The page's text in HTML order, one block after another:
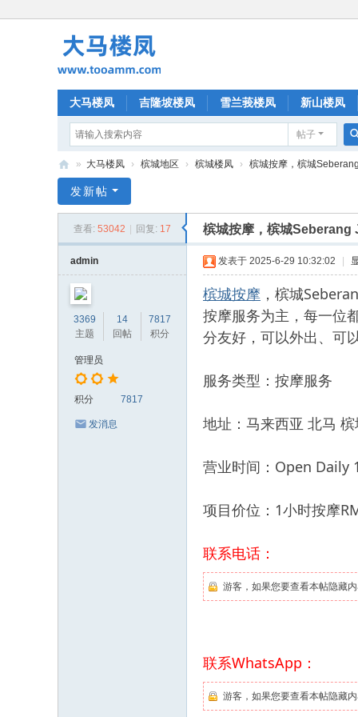
大马楼凤 吉隆坡楼凤 雪兰莪楼凤 新山楼凤
帖子
马
» 大马楼凤 › 槟城地区 › 槟城楼凤 › 槟城按摩，槟城
发新帖
查看: 53042 回复: 17 槟城按摩，槟城
admin
3369
主题
14
回帖
7817
积分
管理员
积分 7817
发消息
发表于 2025-6-29 10:32:02
槟城按摩 ，槟城
按摩服务为主，每一位
分友好，可以外出、可
服务类型：按摩服务
地址：马来西亚 北马
营业时间：Open Daily
项目价位：1小时按摩
联系电话：
游客，如果您要查看本帖隐藏
联系WhatsApp：
游客，如果您要查看本帖隐藏